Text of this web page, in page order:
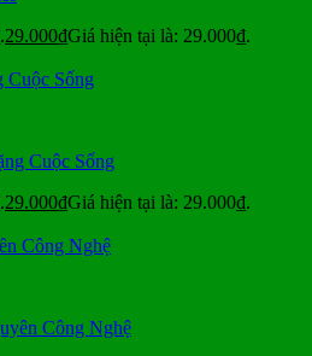
29.000₫Giá hiện tại là: 29.000₫.
Cuộc Sống
29.000₫Giá hiện tại là: 29.000₫.
Công Nghệ